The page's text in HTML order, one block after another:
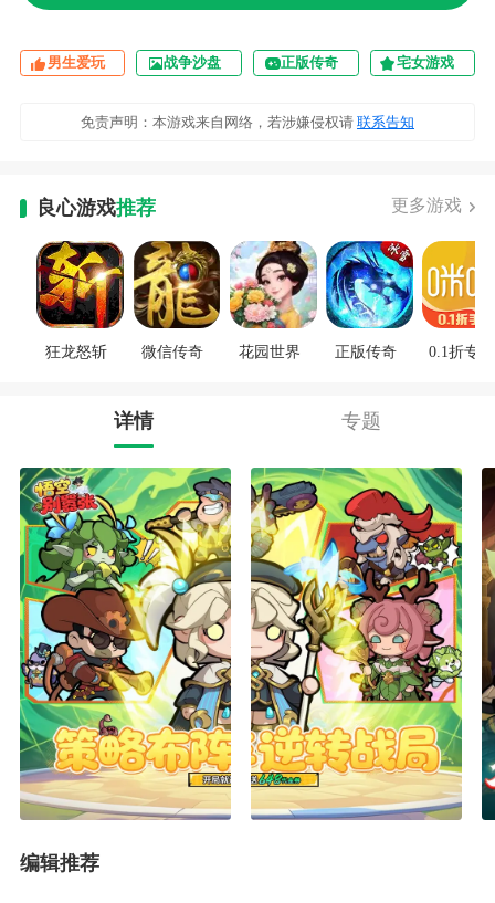
男生爱玩 战争沙盘 正版传奇 宅女游戏
免责声明：本游戏来自网络，若涉嫌侵权请 联系告知
良心游戏推荐 更多游戏
狂龙怒斩 微信传奇 花园世界 正版传奇 0.1折专区
详情 专题
编辑推荐